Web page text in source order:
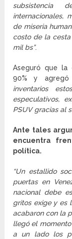
subsistencia
internacionales,
de miseria
costo de la
mil bs”.
Aseguró que la
90% y
inventarios
especulativos,
PSUV gracias al
Ante tales
encuentra
política.
“Un estallido
puertas en
nacional debe
gritos exige y es
acabaron con la
llegó el
a un lado los